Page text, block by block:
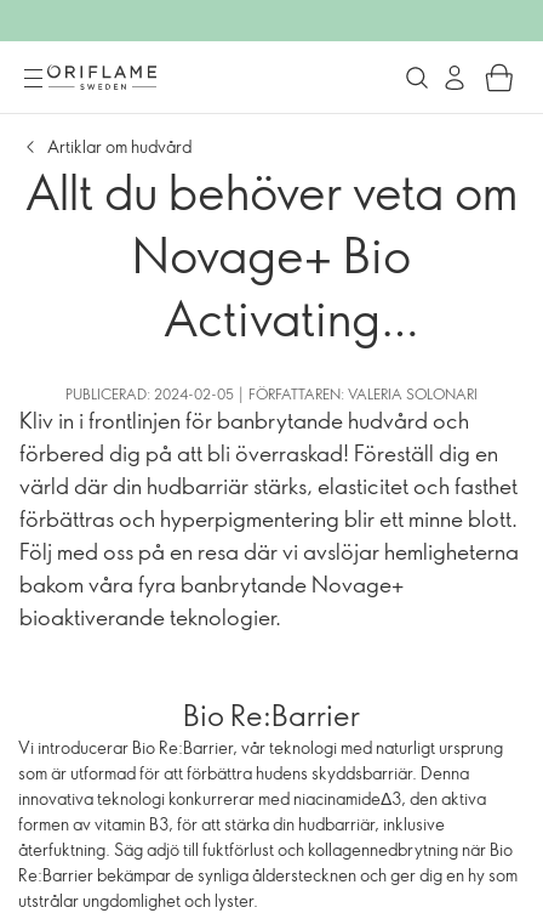
Artiklar om hudvård
Allt du behöver veta om
Novage+ Bio
Activating
Technologies
PUBLICERAD: 2024-02-05 | FÖRFATTAREN: VALERIA SOLONARI
Kliv in i frontlinjen för banbrytande hudvård och
förbered dig på att bli överraskad! Föreställ dig en
värld där din hudbarriär stärks, elasticitet och fasthet
förbättras och hyperpigmentering blir ett minne blott.
Följ med oss på en resa där vi avslöjar hemligheterna
bakom våra fyra banbrytande Novage+
bioaktiverande teknologier.
Bio Re:Barrier
Vi introducerar Bio Re:Barrier, vår teknologi med naturligt ursprung
som är utformad för att förbättra hudens skyddsbarriär. Denna
innovativa teknologi konkurrerar med niacinamideΔ3, den aktiva
formen av vitamin B3, för att stärka din hudbarriär, inklusive
återfuktning. Säg adjö till fuktförlust och kollagennedbrytning när Bio
Re:Barrier bekämpar de synliga ålderstecknen och ger dig en hy som
utstrålar ungdomlighet och lyster.